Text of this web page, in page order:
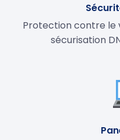
Protection contre le
sécurisation